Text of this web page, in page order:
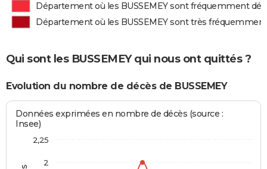
Département où les BUSSEMEY sont fréquemment
Département où les BUSSEMEY sont très
Qui sont les BUSSEMEY qui nous ont quittés ?
Evolution du nombre de décès de BUSSEMEY
Données exprimées en nombre de décès (source :
Insee)
2
2,25